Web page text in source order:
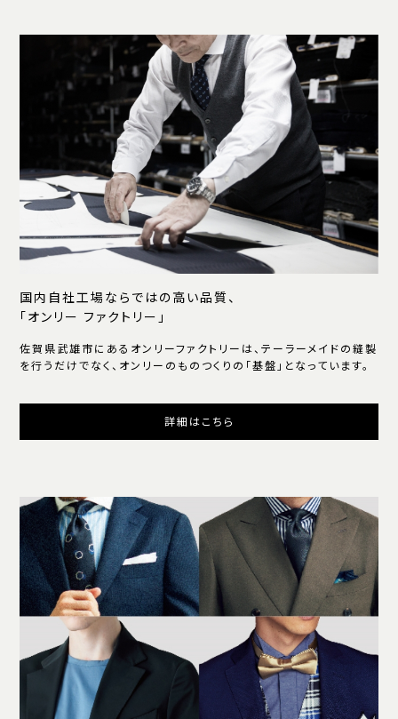
国内自社工場ならではの高い品質、
「オンリー ファクトリー」
佐賀県武雄市にあるオンリーファクトリーは、テーラーメイドの縫製
を行うだけでなく、オンリーのものつくりの「基盤」となっています。
詳細はこちら